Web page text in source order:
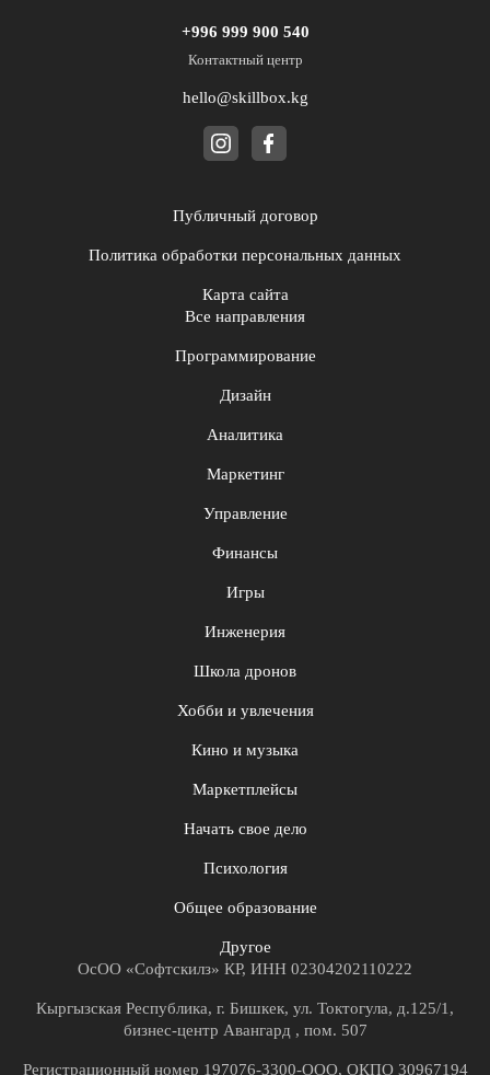
+996 999 900 540
Контактный центр
hello@skillbox.kg
Публичный договор
Политика обработки персональных данных
Карта сайта
Все направления
Программирование
Дизайн
Аналитика
Маркетинг
Управление
Финансы
Игры
Инженерия
Школа дронов
Хобби и увлечения
Кино и музыка
Маркетплейсы
Начать свое дело
Психология
Общее образование
Другое
ОсОО «Софтскилз» КР, ИНН 02304202110222
Кыргызская Республика, г. Бишкек, ул. Токтогула, д.125/1,
бизнес-центр Авангард , пом. 507
Регистрационный номер 197076-3300-ООО, ОКПО 30967194